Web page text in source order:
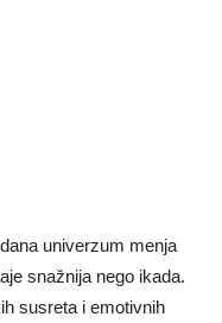
univerzum menja
snažnija nego ikada.
susreta i emotivnih